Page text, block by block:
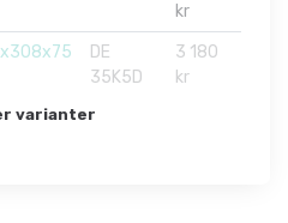
kr
DE
35K5D
3 180
kr
varianter